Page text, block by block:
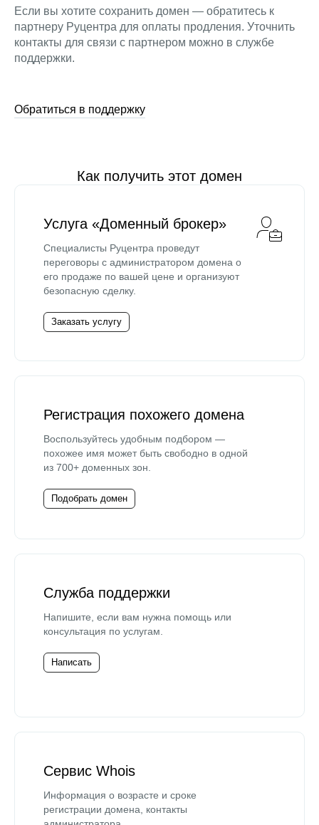
Если вы хотите сохранить домен — обратитесь к
партнеру Руцентра для оплаты продления. Уточнить
контакты для связи с партнером можно в службе
поддержки.
Обратиться в поддержку
Как получить этот домен
Услуга «Доменный брокер»
Специалисты Руцентра проведут
переговоры с администратором домена о
его продаже по вашей цене и организуют
безопасную сделку.
Заказать услугу
Регистрация похожего домена
Воспользуйтесь удобным подбором —
похожее имя может быть свободно в одной
из 700+ доменных зон.
Подобрать домен
Служба поддержки
Напишите, если вам нужна помощь или
консультация по услугам.
Написать
Сервис Whois
Информация о возрасте и сроке
регистрации домена, контакты